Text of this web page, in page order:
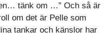
tänk om …” Och så är
om det är Pelle som
tankar och känslor har